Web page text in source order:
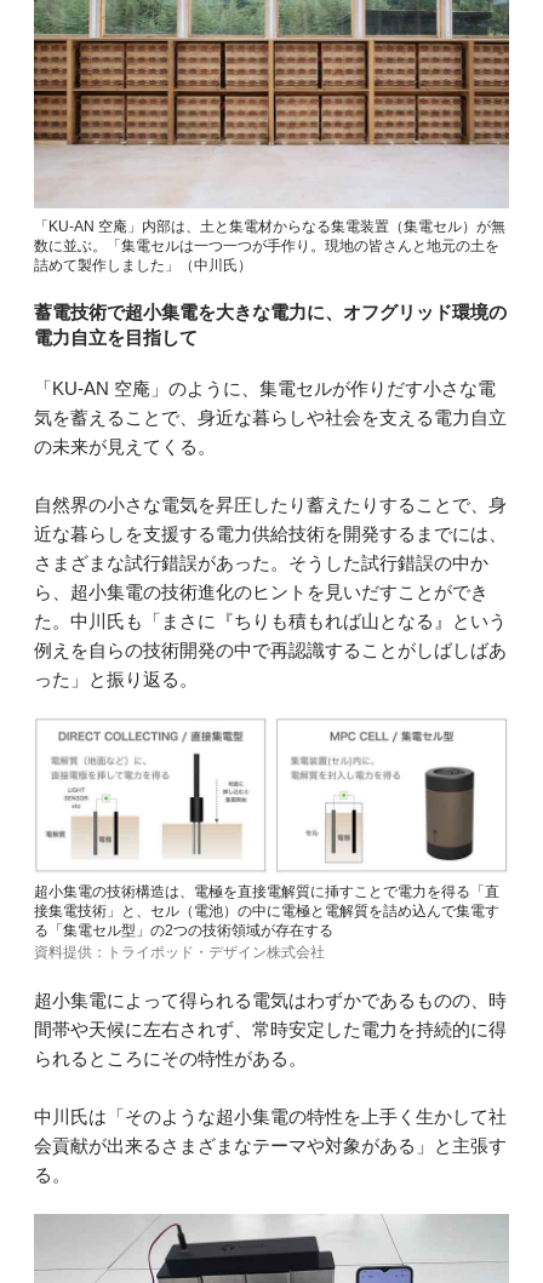
「KU-AN 空庵」内部は、土と集電材からなる集電装置（集電セル）が無
数に並ぶ。「集電セルは一つ一つが手作り。現地の皆さんと地元の土を
詰めて製作しました」（中川氏）
蓄電技術で超小集電を大きな電力に、オフグリッド環境の
電力自立を目指して
「KU-AN 空庵」のように、集電セルが作りだす小さな電
気を蓄えることで、身近な暮らしや社会を支える電力自立
の未来が見えてくる。
自然界の小さな電気を昇圧したり蓄えたりすることで、身
近な暮らしを支援する電力供給技術を開発するまでには、
さまざまな試行錯誤があった。そうした試行錯誤の中か
ら、超小集電の技術進化のヒントを見いだすことができ
た。中川氏も「まさに『ちりも積もれば山となる』という
例えを自らの技術開発の中で再認識することがしばしばあ
った」と振り返る。
超小集電の技術構造は、電極を直接電解質に挿すことで電力を得る「直
接集電技術」と、セル（電池）の中に電極と電解質を詰め込んで集電す
る「集電セル型」の2つの技術領域が存在する
資料提供：トライポッド・デザイン株式会社
超小集電によって得られる電気はわずかであるものの、時
間帯や天候に左右されず、常時安定した電力を持続的に得
られるところにその特性がある。
中川氏は「そのような超小集電の特性を上手く生かして社
会貢献が出来るさまざまなテーマや対象がある」と主張す
る。